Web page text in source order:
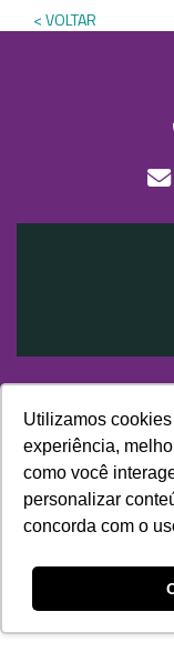
Utilizamos
experiência,
como você
personalizar
concorda com o
< VOLTAR
Site